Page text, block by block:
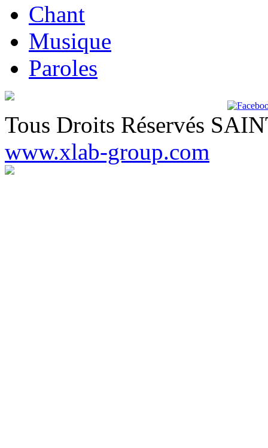
Chant
Musique
Paroles
Tous Droits Réservés
www.xlab-group.com